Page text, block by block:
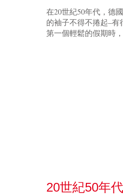
在20世紀50年代，德
的袖子不得不捲起–
第一個輕鬆的假期時
20世紀50年代